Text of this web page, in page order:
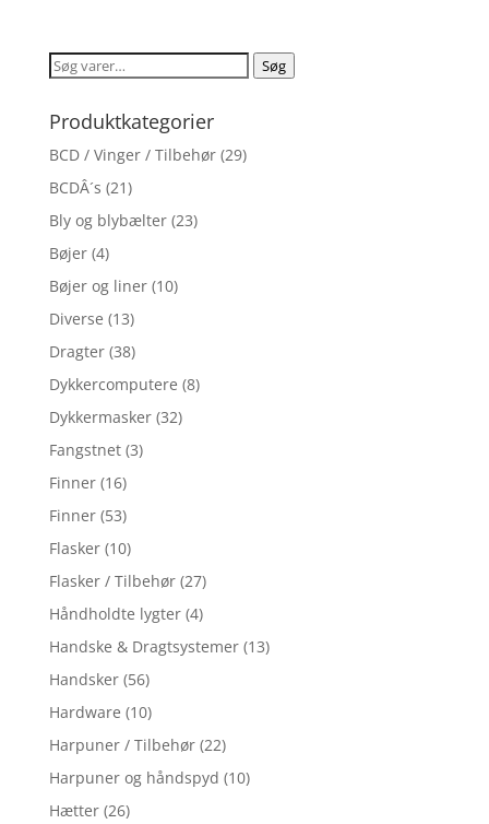
Søg
Søg
Produktkategorier
BCD / Vinger / Tilbehør (29)
BCDÂ´s (21)
Bly og blybælter (23)
Bøjer (4)
Bøjer og liner (10)
Diverse (13)
Dragter (38)
Dykkercomputere (8)
Dykkermasker (32)
Fangstnet (3)
Finner (16)
Finner (53)
Flasker (10)
Flasker / Tilbehør (27)
Håndholdte lygter (4)
Handske & Dragtsystemer (13)
Handsker (56)
Hardware (10)
Harpuner / Tilbehør (22)
Harpuner og håndspyd (10)
Hætter (26)